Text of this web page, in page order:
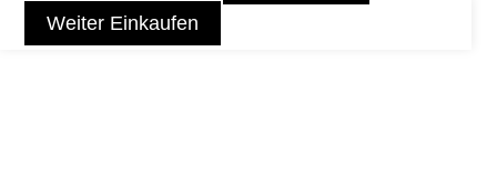
Weiter Einkaufen